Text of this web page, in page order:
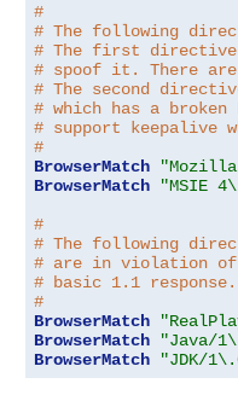
#
# The following
# The first directive
# spoof it. There are
# The second
# which has a broken
# support keepalive
#
BrowserMatch
BrowserMatch
"MSIE
#
# The following
# are in violation of
# basic 1.1 response.
#
BrowserMatch
BrowserMatch
"Java/
BrowserMatch
"JDK/